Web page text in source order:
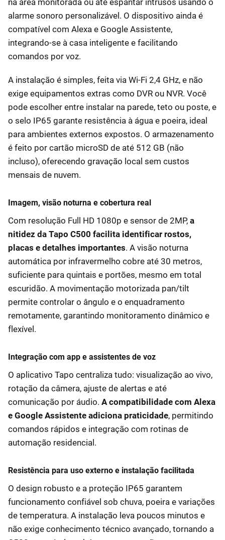
alarme sonoro personalizável. O dispositivo ainda é
compatível com Alexa e Google Assistente,
integrando-se à casa inteligente e facilitando
comandos por voz.
A instalação é simples, feita via Wi-Fi 2,4 GHz, e não
exige equipamentos extras como DVR ou NVR. Você
pode escolher entre instalar na parede, teto ou poste, e
o selo IP65 garante resistência à água e poeira, ideal
para ambientes externos expostos. O armazenamento
é feito por cartão microSD de até 512 GB (não
incluso), oferecendo gravação local sem custos
mensais de nuvem.
Imagem, visão noturna e cobertura real
Com resolução Full HD 1080p e sensor de 2MP, a
nitidez da Tapo C500 facilita identificar rostos,
placas e detalhes importantes. A visão noturna
automática por infravermelho cobre até 30 metros,
suficiente para quintais e portões, mesmo em total
escuridão. A movimentação motorizada pan/tilt
permite controlar o ângulo e o enquadramento
remotamente, garantindo monitoramento dinâmico e
flexível.
Integração com app e assistentes de voz
O aplicativo Tapo centraliza tudo: visualização ao vivo,
rotação da câmera, ajuste de alertas e até
comunicação por áudio. A compatibilidade com Alexa
e Google Assistente adiciona praticidade, permitindo
comandos rápidos e integração com rotinas de
automação residencial.
Resistência para uso externo e instalação facilitada
O design robusto e a proteção IP65 garantem
funcionamento confiável sob chuva, poeira e variações
de temperatura. A instalação leva poucos minutos e
não exige conhecimento técnico avançado, tornando a